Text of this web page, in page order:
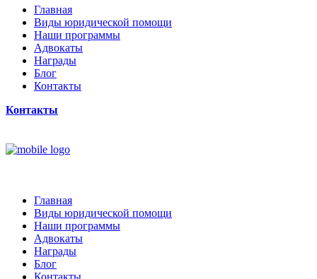
Главная
Виды юридической помощи
Наши программы
Адвокаты
Награды
Блог
Контакты
Контакты
Главная
Виды юридической помощи
Наши программы
Адвокаты
Награды
Блог
Контакты